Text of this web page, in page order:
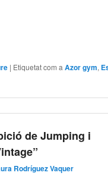
| Etiquetat com a Azor gym,
de Jumping i
Rodríguez Vaquer